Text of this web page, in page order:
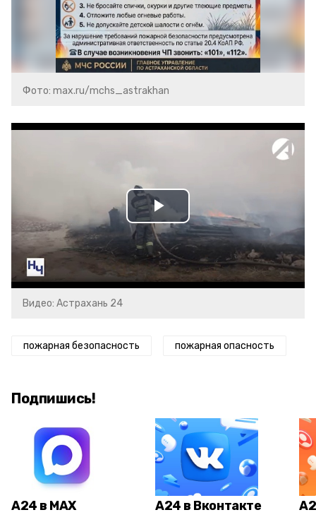
Фото: max.ru/mchs_astrakhan
Play
Video
Видео: Астрахань 24
пожарная безопасность пожарная опасность
Подпишись!
А24 в MAX А24 в Вконтакте